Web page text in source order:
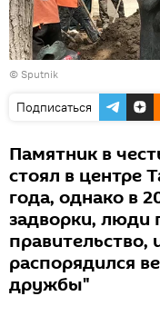
© Sputnik
Подписаться
Памятник в
стоял в центре
года, однако в
задворки, люди
распорядился
дружбы"